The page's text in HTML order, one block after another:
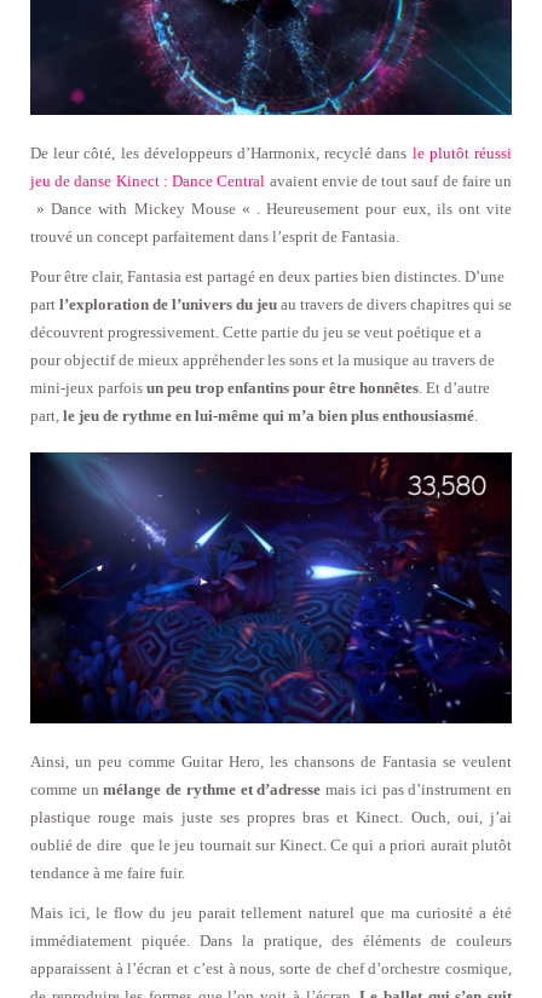
De leur côté, les développeurs d’Harmonix, recyclé dans le plutôt réussi
jeu de danse Kinect : Dance Central avaient envie de tout sauf de faire un
» Dance with Mickey Mouse « . Heureusement pour eux, ils ont vite
trouvé un concept parfaitement dans l’esprit de Fantasia.
Pour être clair, Fantasia est partagé en deux parties bien distinctes. D’une
part l’exploration de l’univers du jeu au travers de divers chapitres qui se
découvrent progressivement. Cette partie du jeu se veut poétique et a
pour objectif de mieux appréhender les sons et la musique au travers de
mini-jeux parfois un peu trop enfantins pour être honnêtes . Et d’autre
part, le jeu de rythme en lui-même qui m’a bien plus enthousiasmé
Ainsi, un peu comme Guitar Hero, les chansons de Fantasia se veulent
comme unmélange de rythme et d’adresse mais ici pas d’instrument en
plastique rouge mais juste ses propres bras et Kinect. Ouch, oui, j’ai
oublié de dire que le jeu tournait sur Kinect. Ce qui a priori aurait plutôt
tendance à me faire fuir.
Mais ici, le flow du jeu parait tellement naturel que ma curiosité a été
immédiatement piquée. Dans la pratique, des éléments de couleurs
apparaissent à l’écran et c’est à nous, sorte de chef d’orchestre cosmique,